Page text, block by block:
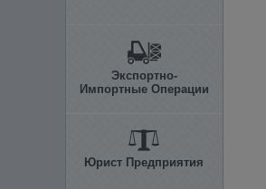
Экспортно-
Импортные Операции
Юрист Предприятия